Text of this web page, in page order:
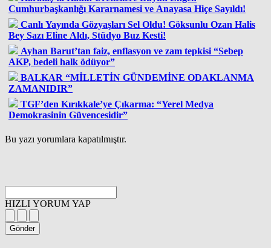
Cumhurbaşkanlığı Kararnamesi ve Anayasa Hiçe Sayıldı!
Canlı Yayında Gözyaşları Sel Oldu! Göksunlu Ozan Halis
Bey Sazı Eline Aldı, Stüdyo Buz Kesti!
Ayhan Barut’tan faiz, enflasyon ve zam tepkisi “Sebep
AKP, bedeli halk ödüyor”
BALKAR “MİLLETİN GÜNDEMİNE ODAKLANMA
ZAMANIDIR”
TGF’den Kırıkkale’ye Çıkarma: “Yerel Medya
Demokrasinin Güvencesidir”
Bu yazı yorumlara kapatılmıştır.
HIZLI YORUM YAP
Gönder